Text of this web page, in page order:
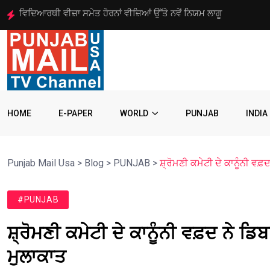
ਗੁਰਜਤਿੰਦਰ ਸਿੰਘ ਰੰਧਾਵਾ ਇੰਟਰਫੇਥ ਕੌਂਸਲ ਦੇ ਪੰਜਵੀਂ ਵਾਰ ਡਾਇਰੈਕਟਰ ਚੁਣੇ
HOME E-PAPER WORLD PUNJAB INDIA
Punjab Mail Usa > Blog > PUNJAB > ਸ਼੍ਰੋਮਣੀ ਕਮੇਟੀ ਦੇ ਕਾਨੂੰਨੀ
#PUNJAB
ਸ਼੍ਰੋਮਣੀ ਕਮੇਟੀ ਦੇ ਕਾਨੂੰਨੀ ਵਫ਼ਦ ਨੇ
ਮੁਲਾਕਾਤ